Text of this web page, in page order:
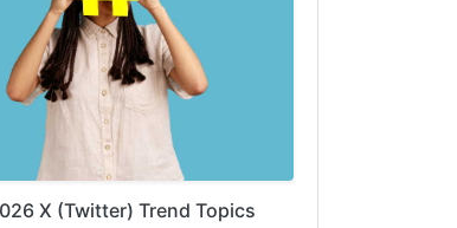
X (Twitter) Trend Topics